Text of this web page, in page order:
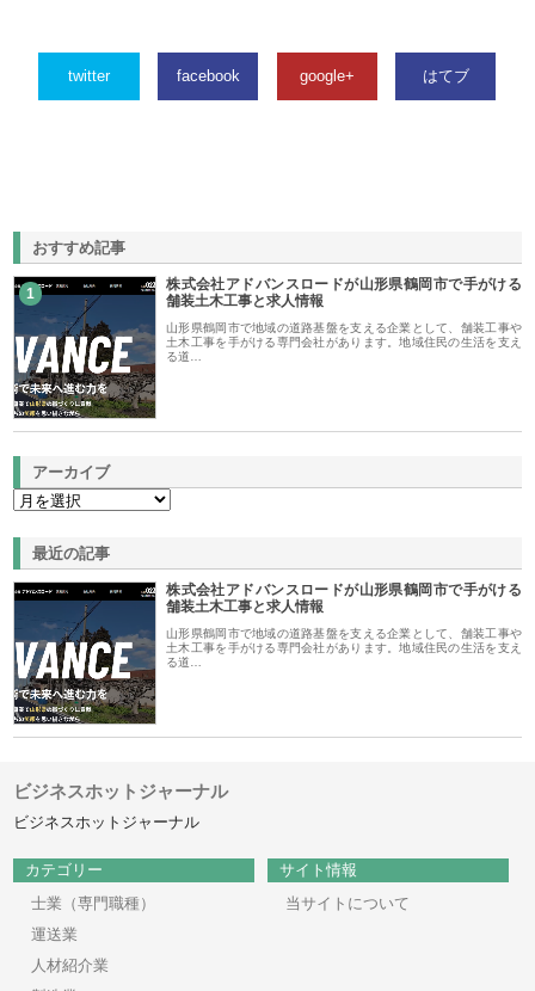
twitter facebook google+ はてブ
おすすめ記事
1
株式会社アドバンスロードが山形県鶴岡市で手がける
舗装土木工事と求人情報
山形県鶴岡市で地域の道路基盤を支える企業として、舗装工事や
土木工事を手がける専門会社があります。地域住民の生活を支え
る道…
アーカイブ
最近の記事
株式会社アドバンスロードが山形県鶴岡市で手がける
舗装土木工事と求人情報
山形県鶴岡市で地域の道路基盤を支える企業として、舗装工事や
土木工事を手がける専門会社があります。地域住民の生活を支え
る道…
ビジネスホットジャーナル
ビジネスホットジャーナル
カテゴリー
士業（専門職種）
運送業
人材紹介業
サイト情報
当サイトについて